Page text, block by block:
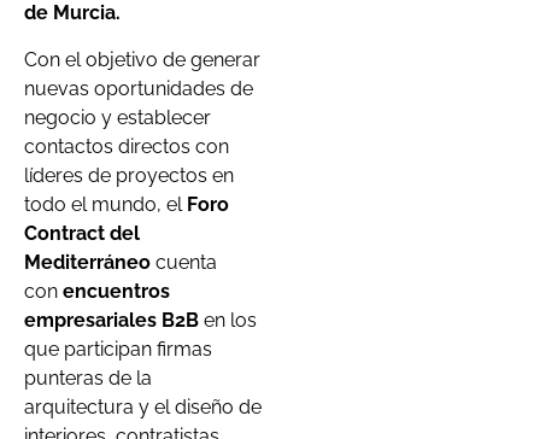
de Murcia.
Con el objetivo de generar
nuevas oportunidades de
negocio y establecer
contactos directos con
líderes de proyectos en
todo el mundo, el Foro
Contract del
Mediterráneo cuenta
con encuentros
empresariales B2B en los
que participan firmas
punteras de la
arquitectura y el diseño de